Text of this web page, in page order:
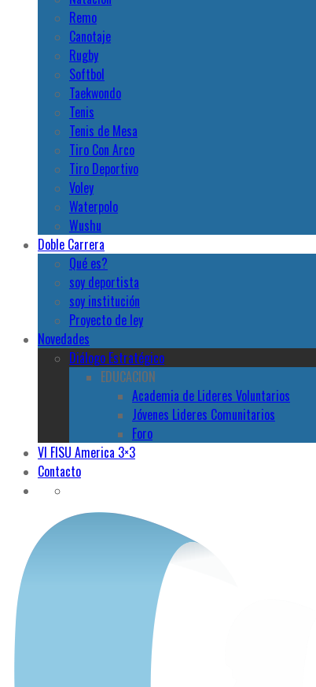
Remo
Canotaje
Rugby
Softbol
Taekwondo
Tenis
Tenis de Mesa
Tiro Con Arco
Tiro Deportivo
Voley
Waterpolo
Wushu
Doble Carrera
Qué es?
soy deportista
soy institución
Proyecto de ley
Novedades
Diálogo Estratégico
EDUCACION
Academia de Lideres Voluntarios
Jóvenes Lideres Comunitarios
Foro
VI FISU America 3×3
Contacto